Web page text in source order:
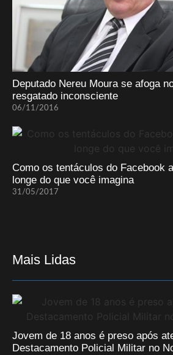
Deputado Nereu Moura se afoga
resgatado inconsciente
06/11/2016
Como os tentáculos do Facebook
longe do que você imagina
31/05/2017
Mais Lidas
Jovem de 18 anos é preso após
Destacamento Policial Militar no